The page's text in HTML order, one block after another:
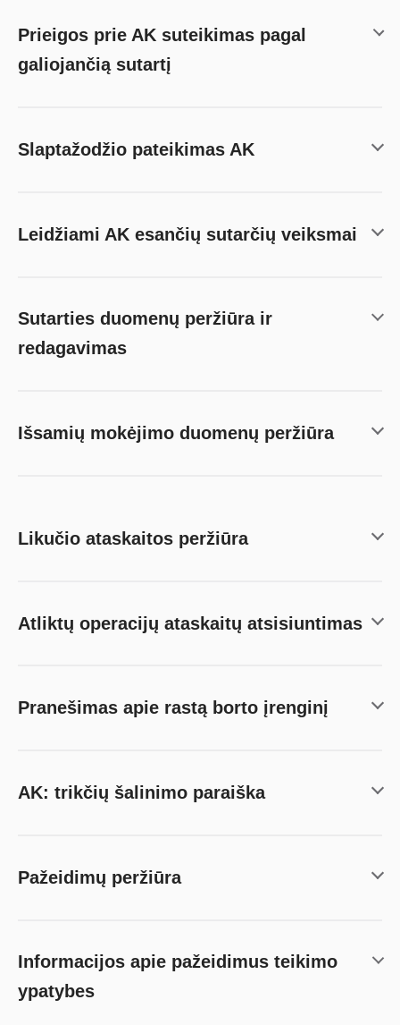
Prieigos prie AK suteikimas pagal
galiojančią sutartį
Slaptažodžio pateikimas AK
Leidžiami AK esančių sutarčių veiksmai
Sutarties duomenų peržiūra ir
redagavimas
Išsamių mokėjimo duomenų peržiūra
Likučio ataskaitos peržiūra
Atliktų operacijų ataskaitų atsisiuntimas
Pranešimas apie rastą borto įrenginį
AK: trikčių šalinimo paraiška
Pažeidimų peržiūra
Informacijos apie pažeidimus teikimo
ypatybes